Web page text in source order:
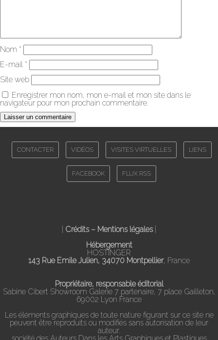
Nom *
E-mail *
Site web
Enregistrer mon nom, mon e-mail et mon site dans le
navigateur pour mon prochain commentaire.
CONTACTER VIDÉOS VISITES VIRTUELLES LIENS
FACEBOOK FLUX RSS
Crédits – Mentions légales|
Hébergement
HOSTINGER
143 Rue Emile Julien, 34070 Montpellier, France
Propriétaire, responsable éditorial
Sabine Cibert Showroom Galerie 7 partenaire, 7 place Gailleton,
69002 Lyon France
Les éléments graphiques de toute nature figurant sur ce site ne
peuvent être reproduits ou modifiés sans autorisation de leur
auteur.